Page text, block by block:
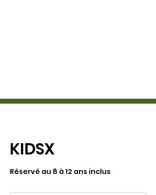
KIDSX
Réservé au 8 à 12 ans inclus